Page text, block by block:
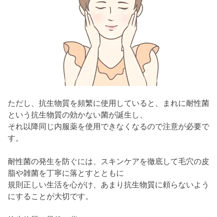
ただし、抗生物質を頻繁に使用していると、まれに耐性菌
という抗生物質の効かない菌が誕生し、
それ以降同じ内服薬を使用できなくなるので注意が必要で
す。
耐性菌の発生を防ぐには、スキンケアを徹底して毛穴の皮
脂や雑菌を丁寧に落とすとともに
規則正しい生活を心がけ、あまり抗生物質に頼らないよう
にすることが大切です。